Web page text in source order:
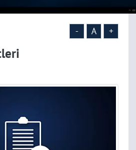
- A +